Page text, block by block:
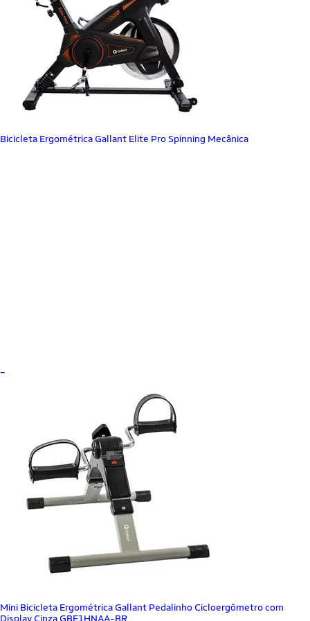
Bicicleta Ergométrica Gallant Elite Pro Spinning Mecânica
Mini Bicicleta Ergométrica Gallant Pedalinho Cicloergômetro com
Display Cinza GBE1HNAA-BR